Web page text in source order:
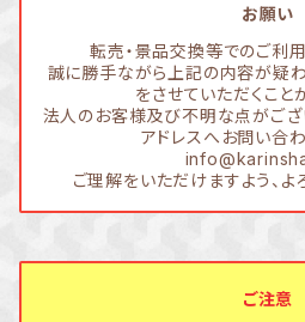
お願い
転売・景品交換等でのご利用
誠に勝手ながら上記の内容が疑
をさせていただくこと
法人のお客様及び不明な点がござ
アドレスへお問い合わ
ご理解をいただけますよう、よ
ご注意